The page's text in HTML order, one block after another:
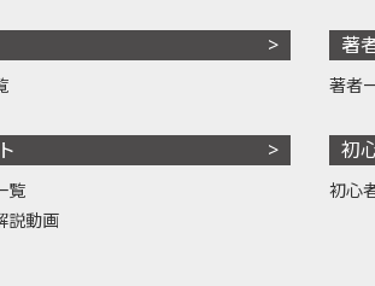
覧
説動画
著
著者
初
初心